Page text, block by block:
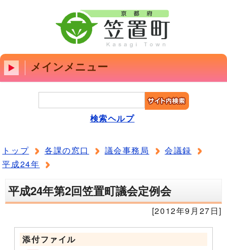
メインメニュー
検索ヘルプ
トップ 各課の窓口 議会事務局
会議録
平成24年
平成24年第2回笠置町議会定例会
[2012年9月27日]
添付ファイル